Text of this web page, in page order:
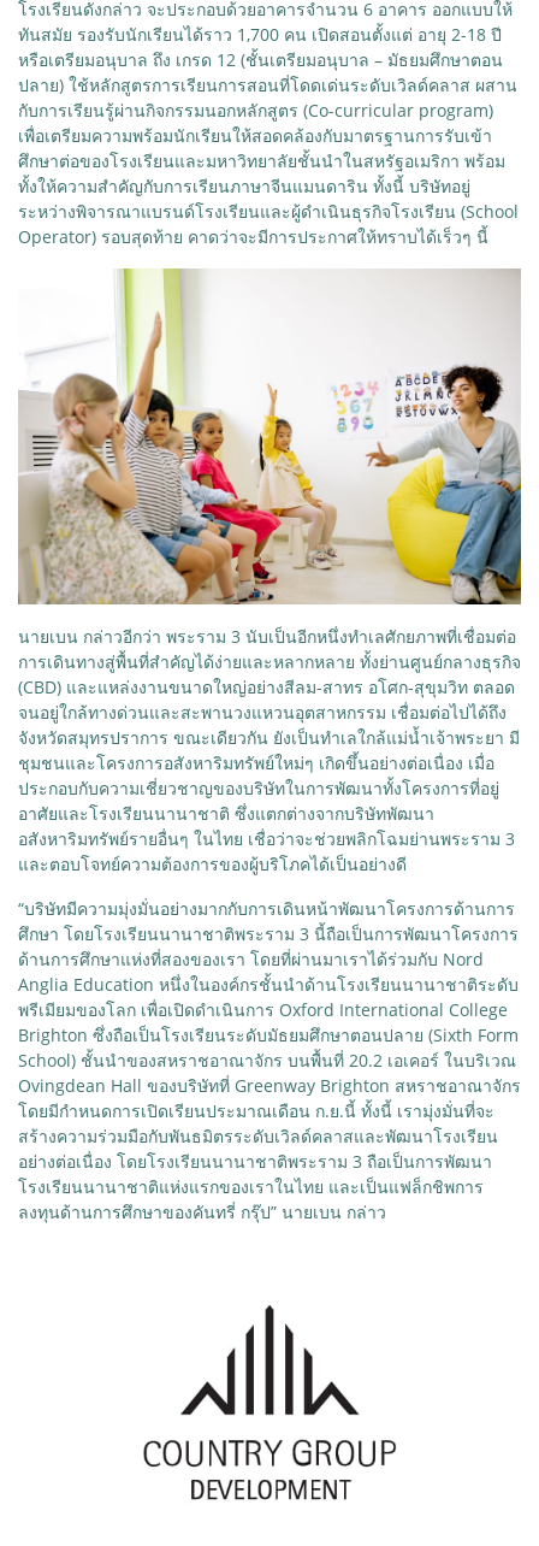
โรงเรียนดังกล่าว จะประกอบด้วยอาคารจำนวน 6 อาคาร ออกแบบให้
ทันสมัย รองรับนักเรียนได้ราว 1,700 คน เปิดสอนตั้งแต่ อายุ 2-18 ปี
หรือเตรียมอนุบาล ถึง เกรด 12 (ชั้นเตรียมอนุบาล – มัธยมศึกษาตอน
ปลาย) ใช้หลักสูตรการเรียนการสอนที่โดดเด่นระดับเวิลด์คลาส ผสาน
กับการเรียนรู้ผ่านกิจกรรมนอกหลักสูตร (Co-curricular program)
เพื่อเตรียมความพร้อมนักเรียนให้สอดคล้องกับมาตรฐานการรับเข้า
ศึกษาต่อของโรงเรียนและมหาวิทยาลัยชั้นนำในสหรัฐอเมริกา พร้อม
ทั้งให้ความสำคัญกับการเรียนภาษาจีนแมนดาริน ทั้งนี้ บริษัทอยู่
ระหว่างพิจารณาแบรนด์โรงเรียนและผู้ดำเนินธุรกิจโรงเรียน (School
Operator) รอบสุดท้าย คาดว่าจะมีการประกาศให้ทราบได้เร็วๆ นี้
นายเบน กล่าวอีกว่า พระราม 3 นับเป็นอีกหนึ่งทำเลศักยภาพที่เชื่อมต่อ
การเดินทางสู่พื้นที่สำคัญได้ง่ายและหลากหลาย ทั้งย่านศูนย์กลางธุรกิจ
(CBD) และแหล่งงานขนาดใหญ่อย่างสีลม-สาทร อโศก-สุขุมวิท ตลอด
จนอยู่ใกล้ทางด่วนและสะพานวงแหวนอุตสาหกรรม เชื่อมต่อไปได้ถึง
จังหวัดสมุทรปราการ ขณะเดียวกัน ยังเป็นทำเลใกล้แม่น้ำเจ้าพระยา มี
ชุมชนและโครงการอสังหาริมทรัพย์ใหม่ๆ เกิดขึ้นอย่างต่อเนื่อง เมื่อ
ประกอบกับความเชี่ยวชาญของบริษัทในการพัฒนาทั้งโครงการที่อยู่
อาศัยและโรงเรียนนานาชาติ ซึ่งแตกต่างจากบริษัทพัฒนา
อสังหาริมทรัพย์รายอื่นๆ ในไทย เชื่อว่าจะช่วยพลิกโฉมย่านพระราม 3
และตอบโจทย์ความต้องการของผู้บริโภคได้เป็นอย่างดี
“บริษัทมีความมุ่งมั่นอย่างมากกับการเดินหน้าพัฒนาโครงการด้านการ
ศึกษา โดยโรงเรียนนานาชาติพระราม 3 นี้ถือเป็นการพัฒนาโครงการ
ด้านการศึกษาแห่งที่สองของเรา โดยที่ผ่านมาเราได้ร่วมกับ Nord
Anglia Education หนึ่งในองค์กรชั้นนำด้านโรงเรียนนานาชาติระดับ
พรีเมียมของโลก เพื่อเปิดดำเนินการ Oxford International College
Brighton ซึ่งถือเป็นโรงเรียนระดับมัธยมศึกษาตอนปลาย (Sixth Form
School) ชั้นนำของสหราชอาณาจักร บนพื้นที่ 20.2 เอเคอร์ ในบริเวณ
Ovingdean Hall ของบริษัทที่ Greenway Brighton สหราชอาณาจักร
โดยมีกำหนดการเปิดเรียนประมาณเดือน ก.ย.นี้ ทั้งนี้ เรามุ่งมั่นที่จะ
สร้างความร่วมมือกับพันธมิตรระดับเวิลด์คลาสและพัฒนาโรงเรียน
อย่างต่อเนื่อง โดยโรงเรียนนานาชาติพระราม 3 ถือเป็นการพัฒนา
โรงเรียนนานาชาติแห่งแรกของเราในไทย และเป็นแฟล็กชิพการ
ลงทุนด้านการศึกษาของคันทรี่ กรุ๊ป” นายเบน กล่าว